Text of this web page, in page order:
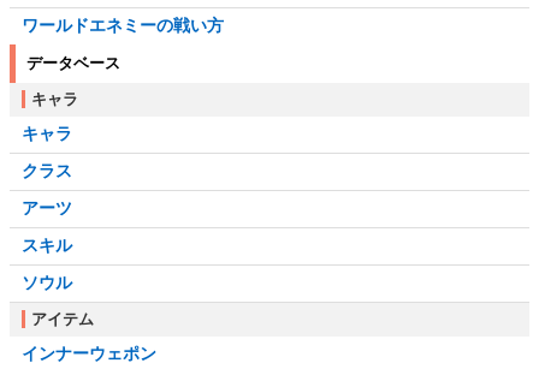
ワールドエネミーの戦い方
データベース
キャラ
キャラ
クラス
アーツ
スキル
ソウル
アイテム
インナーウェポン